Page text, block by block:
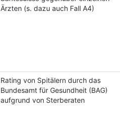
Ärzten (s. dazu auch Fall A4)
Rating von Spitälern durch das
Bundesamt für Gesundheit (BAG)
aufgrund von Sterberaten